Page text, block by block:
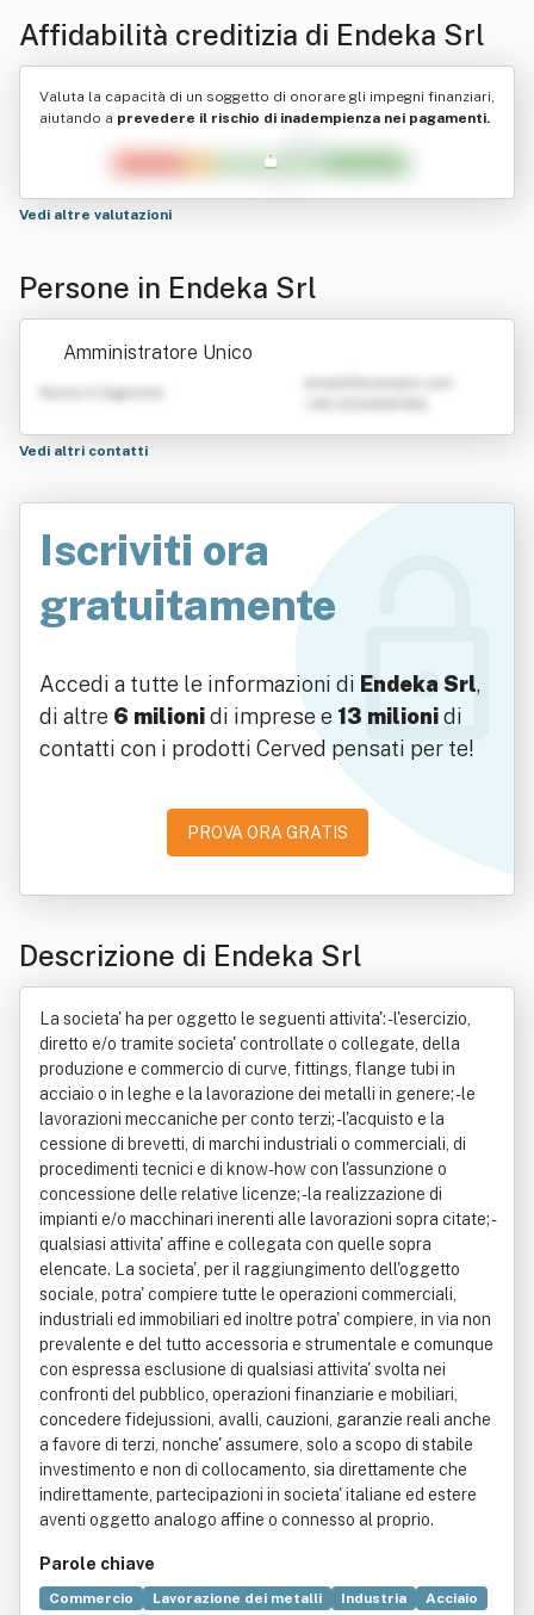
Affidabilità creditizia di Endeka Srl
Valuta la capacità di un soggetto di onorare gli impegni finanziari,
aiutando a prevedere il rischio di inadempienza nei pagamenti.
Vedi altre valutazioni
Persone in Endeka Srl
Amministratore Unico
Nome e Cognome
Vedi altri contatti
Iscriviti ora
gratuitamente
Accedi a tutte le informazioni di Endeka Srl,
di altre 6 milionidi imprese e 13 milionidi
contatti con i prodotti Cerved pensati per te!
PROVA ORA GRATIS
Descrizione di Endeka Srl
La societa' ha per oggetto le seguenti attivita': - l'esercizio,
diretto e/o tramite societa' controllate o collegate, della
produzione e commercio di curve, fittings, flange tubi in
acciaio o in leghe e la lavorazione dei metalli in genere; - le
lavorazioni meccaniche per conto terzi; - l'acquisto e la
cessione di brevetti, di marchi industriali o commerciali, di
procedimenti tecnici e di know-how con l'assunzione o
concessione delle relative licenze; - la realizzazione di
impianti e/o macchinari inerenti alle lavorazioni sopra citate; -
qualsiasi attivita' affine e collegata con quelle sopra
elencate. La societa', per il raggiungimento dell'oggetto
sociale, potra' compiere tutte le operazioni commerciali,
industriali ed immobiliari ed inoltre potra' compiere, in via non
prevalente e del tutto accessoria e strumentale e comunque
con espressa esclusione di qualsiasi attivita' svolta nei
confronti del pubblico, operazioni finanziarie e mobiliari,
concedere fidejussioni, avalli, cauzioni, garanzie reali anche
a favore di terzi, nonche' assumere, solo a scopo di stabile
investimento e non di collocamento, sia direttamente che
indirettamente, partecipazioni in societa' italiane ed estere
aventi oggetto analogo affine o connesso al proprio.
Parole chiave
Commercio Lavorazione dei metalli Industria
Acciaio